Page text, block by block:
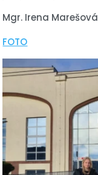
Mgr. Irena Marešová
FOTO